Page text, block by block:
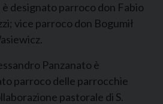
designato parroco don Fabio
vice parroco don Bogumił
Panzanato è
parroco delle parrocchie
pastorale di S.